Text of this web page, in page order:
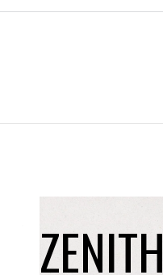
ZENITH